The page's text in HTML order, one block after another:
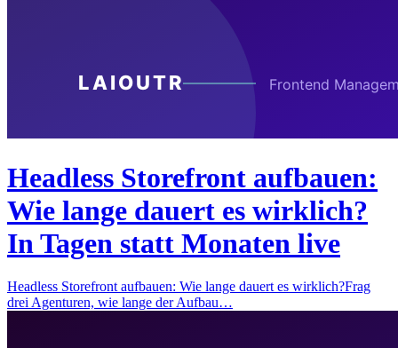
Headless Storefront aufbauen:
Wie lange dauert es wirklich?
In Tagen statt Monaten live
Headless Storefront aufbauen: Wie lange dauert es wirklich?Frag
drei Agenturen, wie lange der Aufbau…